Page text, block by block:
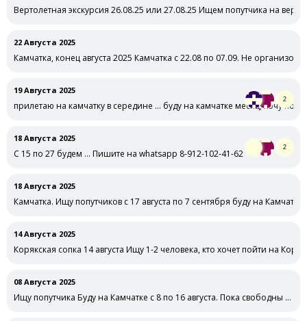
Вертолетная экскурсия 26.08.25 или 27.08.25 Ищем попутчика на
22 Августа 2025
Камчатка, конец августа 2025 Камчатка с 22.08 по 07.09. Не
19 Августа 2025
прилетаю на камчатку в середине … буду на камчатке месяц, хочу
2
18 Августа 2025
С 15 по 27 будем … Пишите на whatsapp 8-912-102-41-62
2
18 Августа 2025
Камчатка. Ищу попутчиков с 17 августа по 7 сентября буду на
14 Августа 2025
Корякская сопка 14 августа Ищу 1-2 человека, кто хочет пойти на
08 Августа 2025
Ищу попутчика Буду на Камчатке с 8 по 16 августа. Пока свободны …